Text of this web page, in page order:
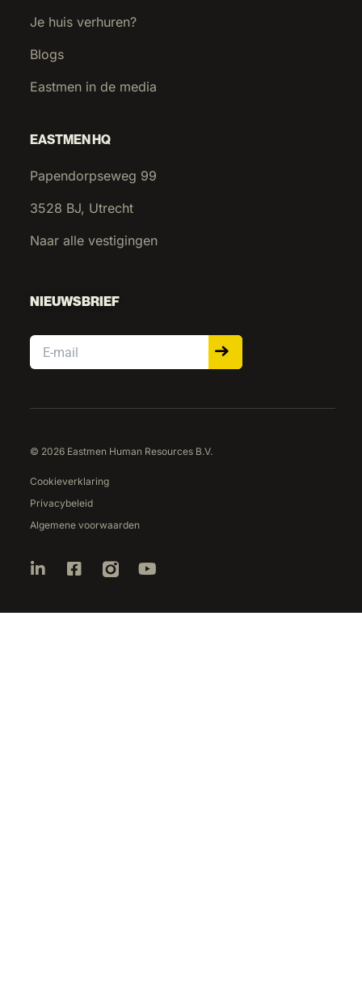
Je huis verhuren?
Blogs
Eastmen in de media
EASTMEN HQ
Papendorpseweg 99
3528 BJ, Utrecht
Naar alle vestigingen
NIEUWSBRIEF
Email
© 2026 Eastmen Human Resources B.V.
Cookieverklaring
Privacybeleid
Algemene voorwaarden